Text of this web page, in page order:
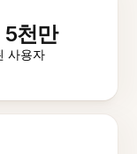
5천만
사용자